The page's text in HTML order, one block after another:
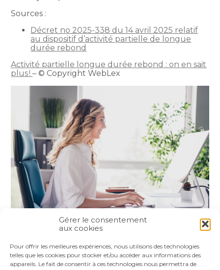
Gérer le consentement
aux cookies
Pour offrir les meilleures expériences, nous utilisons des technologies
telles que les cookies pour stocker et/ou accéder aux informations des
appareils. Le fait de consentir à ces technologies nous permettra de
Sources :
Décret no 2025-338 du 14 avril 2025 relatif
au dispositif d’activité partielle de longue
durée rebond
Activité partielle longue durée rebond : on en sait
plus !– © Copyright WebLex